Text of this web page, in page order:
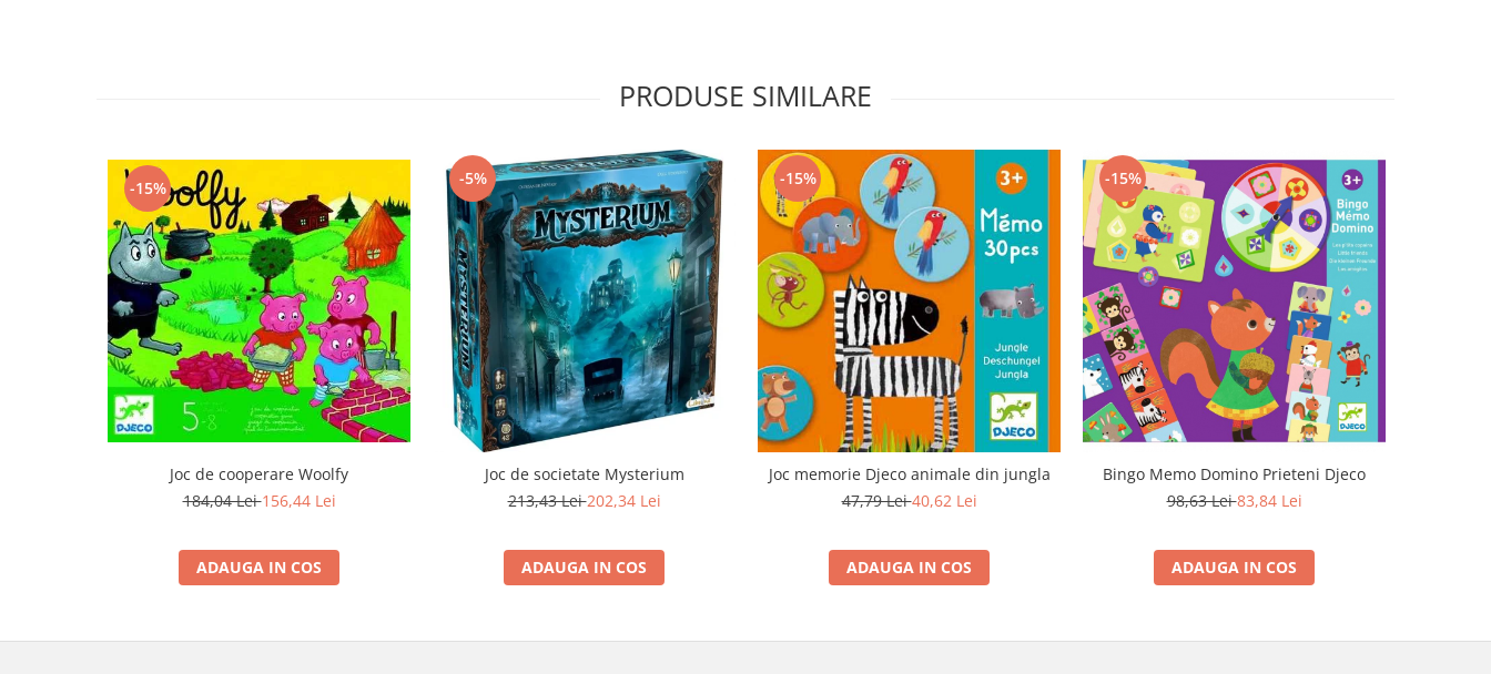
PRODUSE SIMILARE
-15%
Joc de cooperare Woolfy
184,04 Lei156,44 Lei
ADAUGA IN COS
-5%
Joc de societate Mysterium
213,43 Lei202,34 Lei
ADAUGA IN COS
-15%
Joc memorie Djeco animale din jungla
47,79 Lei40,62 Lei
ADAUGA IN COS
-15%
Bingo Memo Domino Prieteni Djeco
98,63 Lei83,84 Lei
ADAUGA IN COS